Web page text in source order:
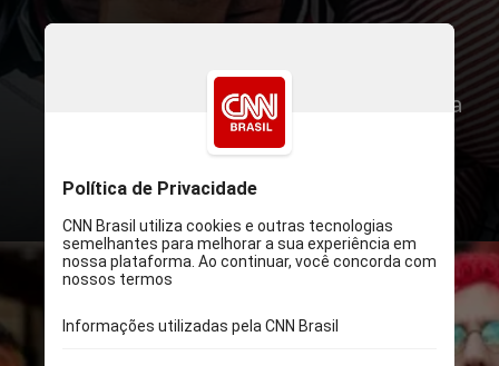
Depois de muita expectativa,
“Mamonas Assassinas – O Filme” chega
às telonas dos cinemas brasileiros